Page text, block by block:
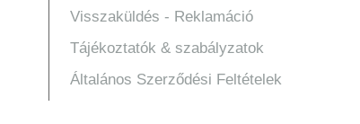
Visszaküldés - Reklamáció
Tájékoztatók & szabályzatok
Általános Szerződési Feltételek